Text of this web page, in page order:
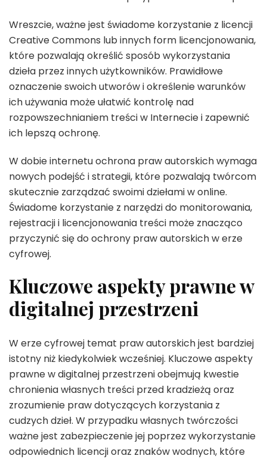
Wreszcie, ważne jest świadome korzystanie z licencji
Creative Commons lub innych form licencjonowania,
które pozwalają określić sposób wykorzystania
dzieła przez innych użytkowników. Prawidłowe
oznaczenie swoich utworów i określenie warunków
ich używania może ułatwić kontrolę nad
rozpowszechnianiem treści w Internecie i zapewnić
ich lepszą ochronę.
W dobie internetu ochrona praw autorskich wymaga
nowych podejść i strategii, które pozwalają twórcom
skutecznie zarządzać swoimi dziełami w online.
Świadome korzystanie z narzędzi do monitorowania,
rejestracji i licencjonowania treści może znacząco
przyczynić się do ochrony praw autorskich w erze
cyfrowej.
Kluczowe aspekty prawne w
digitalnej przestrzeni
W erze cyfrowej temat praw autorskich jest bardziej
istotny niż kiedykolwiek wcześniej. Kluczowe aspekty
prawne w digitalnej przestrzeni obejmują kwestie
chronienia własnych treści przed kradzieżą oraz
zrozumienie praw dotyczących korzystania z
cudzych dzieł. W przypadku własnych twórczości
ważne jest zabezpieczenie jej poprzez wykorzystanie
odpowiednich licencji oraz znaków wodnych, które